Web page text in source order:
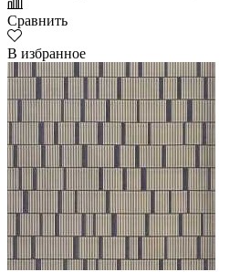
Сравнить
В избранное